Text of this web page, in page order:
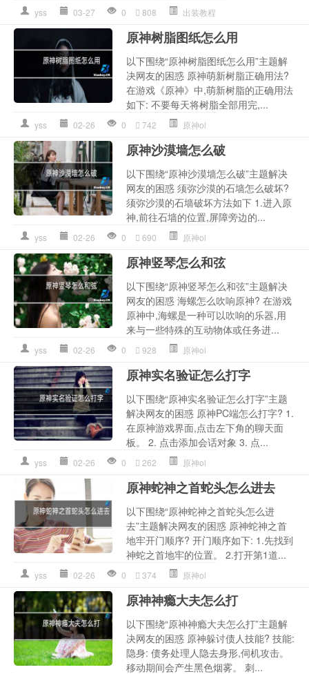
yss 03-27 0 808 出装教程
原神树脂图纸怎么用
以下围绕“原神树脂图纸怎么用”主题解
决网友的困惑 原神萌新树脂正确用法?
在游戏《原神》中,萌新树脂的正确用法
如下: 不要每天将树脂全部用完,...
yss 02-26 0 742 原神ol
原神沙漠墙怎么破
以下围绕“原神沙漠墙怎么破”主题解决
网友的困惑 须弥沙漠的石墙怎么破坏?
须弥沙漠的石墙破坏方法如下 1.进入原
神,前往石墙的位置,屏障旁边的...
yss 02-26 0 690 原神ol
原神竖琴怎么和弦
以下围绕“原神竖琴怎么和弦”主题解决
网友的困惑 海螺怎么吹响原神? 在游戏
原神中,海螺是一种可以吹响的乐器,用
来与一些特殊的互动物体或任务进...
yss 02-26 0 928 原神ol
原神实名验证怎么打字
以下围绕“原神实名验证怎么打字”主题
解决网友的困惑 原神PC端怎么打字? 1.
在原神游戏界面,点击左下角的聊天面
板。 2. 点击添加会话对象 3. 点...
yss 02-26 0 262 原神ol
原神蛇神之首蛇头怎么进去
以下围绕“原神蛇神之首蛇头怎么进
去”主题解决网友的困惑 原神蛇神之首
地牢开门顺序? 开门顺序如下: 1.先找到
神蛇之首地牢的位置。 2.打开第1道...
yss 02-26 0 374 原神ol
原神神瘾大夫怎么打
以下围绕“原神神瘾大夫怎么打”主题解
决网友的困惑 原神躲讨债人技能? 技能:
隐身: 债务处理人隐去身形,伺机攻击。
移动期间会产生黑色烟雾。 刺...